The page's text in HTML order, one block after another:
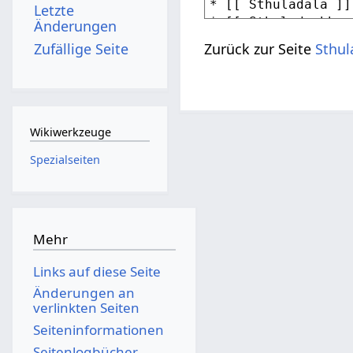
Zurück zur Seite
Letzte
Änderungen
Zufällige Seite
Wikiwerkzeuge
Spezialseiten
Mehr
Links auf diese Seite
Änderungen an
verlinkten Seiten
Seiten­­informationen